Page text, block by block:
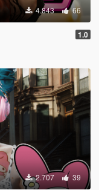
4.843 66
1.0
2.707 39